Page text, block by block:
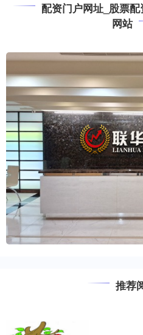
配资门户网址_股票
网站
推荐